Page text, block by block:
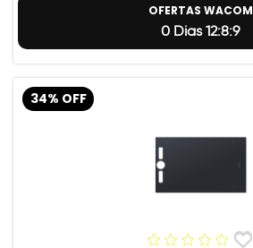
OFERTAS WACOM
0 Dias 12:8:8
34% OFF